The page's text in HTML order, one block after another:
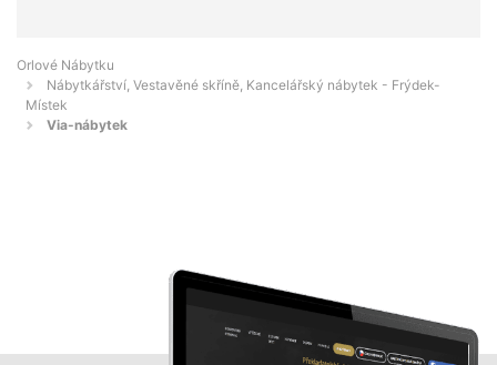
Orlové Nábytku
Nábytkářství, Vestavěné skříně, Kancelářský nábytek - Frýdek-
Místek
Via-nábytek